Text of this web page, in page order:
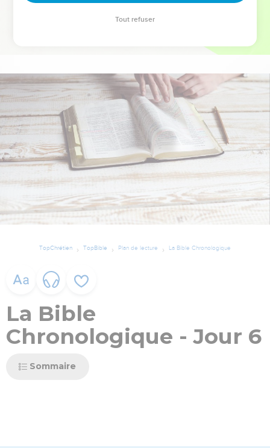
TopChrétien TopBible Plan de lecture La Bible Chronologique
La Bible
Chronologique - Jour 6
Sommaire
Tout refuser